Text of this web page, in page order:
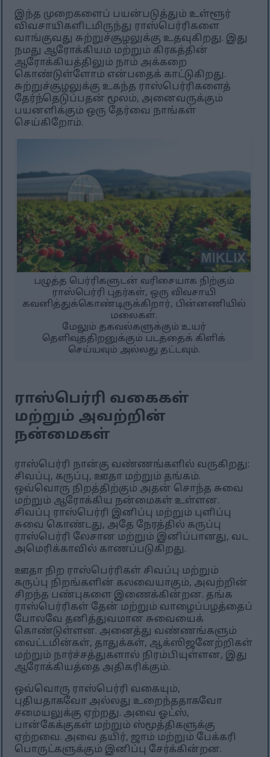
இந்த முறைகளைப் பயன்படுத்தும் உள்ளூர்
விவசாயிகளிடமிருந்து ராஸ்பெர்ரிகளை
வாங்குவது சுற்றுச்சூழலுக்கு உதவுகிறது. இது
நமது ஆரோக்கியம் மற்றும் கிரகத்தின்
ஆரோக்கியத்திலும் நாம் அக்கறை
கொண்டுள்ளோம் என்பதைக் காட்டுகிறது.
சுற்றுச்சூழலுக்கு உகந்த ராஸ்பெர்ரிகளைத்
தேர்ந்தெடுப்பதன் மூலம், அனைவருக்கும்
பயனளிக்கும் ஒரு தேர்வை நாங்கள்
செய்கிறோம்.
பழுத்த பெர்ரிகளுடன் வரிசையாக நிற்கும்
ராஸ்பெர்ரி புதர்கள், ஒரு விவசாயி
கவனித்துக்கொண்டிருக்கிறார், பின்னணியில்
மலைகள்.
மேலும் தகவல்களுக்கும் உயர்
தெளிவுத்திறனுக்கும் படத்தைக் கிளிக்
செய்யவும் அல்லது தட்டவும்.
ராஸ்பெர்ரி வகைகள்
மற்றும் அவற்றின்
நன்மைகள்
ராஸ்பெர்ரி நான்கு வண்ணங்களில் வருகிறது:
சிவப்பு, கருப்பு, ஊதா மற்றும் தங்கம்.
ஒவ்வொரு நிறத்திற்கும் அதன் சொந்த சுவை
மற்றும் ஆரோக்கிய நன்மைகள் உள்ளன.
சிவப்பு ராஸ்பெர்ரி இனிப்பு மற்றும் புளிப்பு
சுவை கொண்டது, அதே நேரத்தில் கருப்பு
ராஸ்பெர்ரி லேசான மற்றும் இனிப்பானது, வட
அமெரிக்காவில் காணப்படுகிறது.
ஊதா நிற ராஸ்பெர்ரிகள் சிவப்பு மற்றும்
கருப்பு நிறங்களின் கலவையாகும், அவற்றின்
சிறந்த பண்புகளை இணைக்கின்றன. தங்க
ராஸ்பெர்ரிகள் தேன் மற்றும் வாழைப்பழத்தைப்
போலவே தனித்துவமான சுவையைக்
கொண்டுள்ளன. அனைத்து வண்ணங்களும்
வைட்டமின்கள், தாதுக்கள், ஆக்ஸிஜனேற்றிகள்
மற்றும் நார்ச்சத்துகளால் நிரம்பியுள்ளன, இது
ஆரோக்கியத்தை அதிகரிக்கும்.
ஒவ்வொரு ராஸ்பெர்ரி வகையும்,
புதியதாகவோ அல்லது உறைந்ததாகவோ
சமையலுக்கு ஏற்றது. அவை ஓட்ஸ்,
பான்கேக்குகள் மற்றும் ஸ்மூத்திகளுக்கு
ஏற்றவை. அவை தயிர், ஜாம் மற்றும் பேக்கரி
பொருட்களுக்கும் இனிப்பு சேர்க்கின்றன.